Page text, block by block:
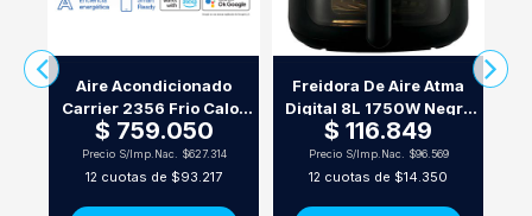
Aire Acondicionado
Carrier 2356 Frio Calor
Inverter R32 Wifi
$ 759.050
Precio S/Imp.Nac. $627.314
12 cuotas de $93.217
Freidora De Aire Atma
Digital 8L 1750W Negra
Con Visor
$ 116.849
Precio S/Imp.Nac. $96.569
12 cuotas de $14.350